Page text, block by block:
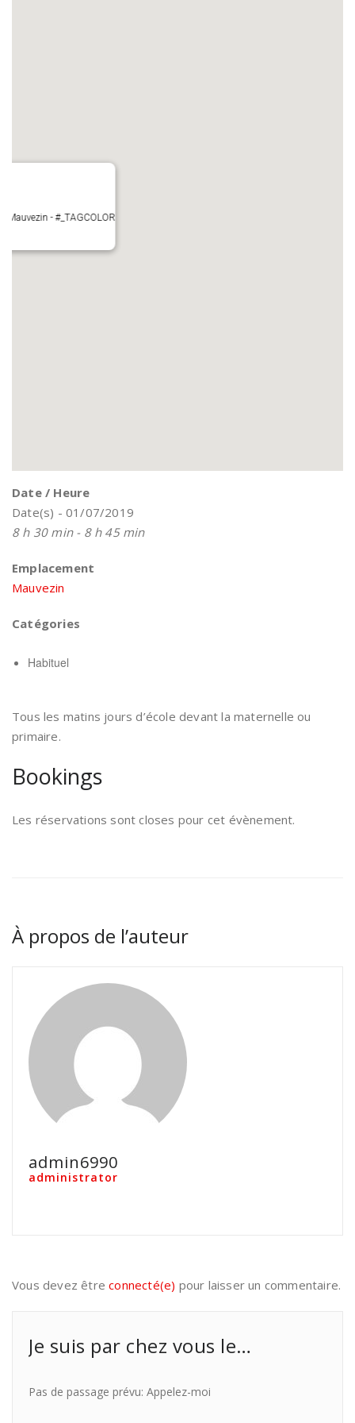
Mauvezin - #_TAGCOLOR
Date / Heure
Date(s) - 01/07/2019
8 h 30 min - 8 h 45 min
Emplacement
Mauvezin
Catégories
Habituel
Tous les matins jours d’école devant la maternelle ou
primaire.
Bookings
Les réservations sont closes pour cet évènement.
À propos de l’auteur
admin6990
administrator
Vous devez êtreconnecté(e) pour laisser un commentaire.
Je suis par chez vous le…
Pas de passage prévu: Appelez-moi